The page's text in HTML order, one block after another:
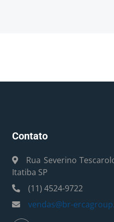
Contato
Rua Severino
Itatiba SP
(11) 4524-9722
vendas@br-